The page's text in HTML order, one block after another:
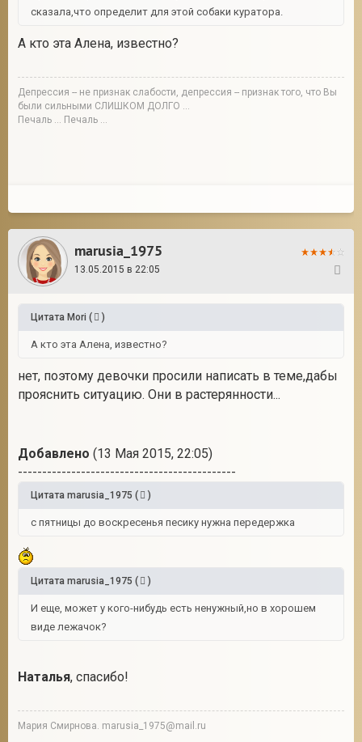
сказала,что определит для этой собаки куратора.
А кто эта Алена, известно?
Депрессия -- не признак слабости, депрессия -- признак того, что Вы
были сильными СЛИШКОМ ДОЛГО ...
Печаль ... Печаль ...
marusia_1975
13.05.2015 в 22:05
Цитата Mori ( )
А кто эта Алена, известно?
нет, поэтому девочки просили написать в теме,дабы
прояснить ситуацию. Они в растерянности...
Добавлено (13 Мая 2015, 22:05)
---------------------------------------------
Цитата marusia_1975 ( )
с пятницы до воскресенья песику нужна передержка
Цитата marusia_1975 ( )
И еще, может у кого-нибудь есть ненужный,но в хорошем
виде лежачок?
Наталья, спасибо!
Мария Смирнова. marusia_1975@mail.ru